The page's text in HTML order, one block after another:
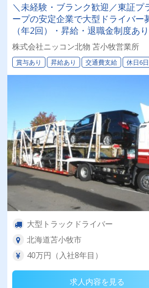
＼未経験・ブランク歓迎／東証プ
ープの安定企業で大型ドライバー
（年2回）・昇給・退職金制度あ
の専属車両★無事故等で月給2万円
◎★資格取得支援制度★希望休＆育
女性ドライバーも活躍中の働きや
株式会社ニッコン北物 苫小牧営業所
賞与あり 昇給あり 交通費支給 休日6
大型トラックドライバー
北海道苫小牧市
40万円（入社8年目）
求人内容を見る